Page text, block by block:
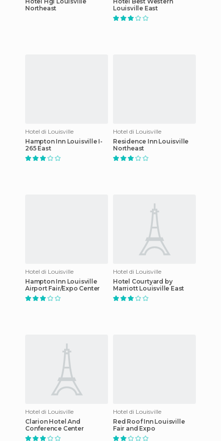
Northeast
Louisville East
Hotel di Louisville
Hampton Inn Louisville I-
265 East
Hotel di Louisville
Residence Inn Louisville
Northeast
Hotel di Louisville
Hampton Inn Louisville
Airport Fair/Expo Center
Hotel di Louisville
Hotel Courtyard by
Marriott Louisville East
Hotel di Louisville
Clarion Hotel And
Conference Center
Hotel di Louisville
Red Roof Inn Louisville
Fair and Expo